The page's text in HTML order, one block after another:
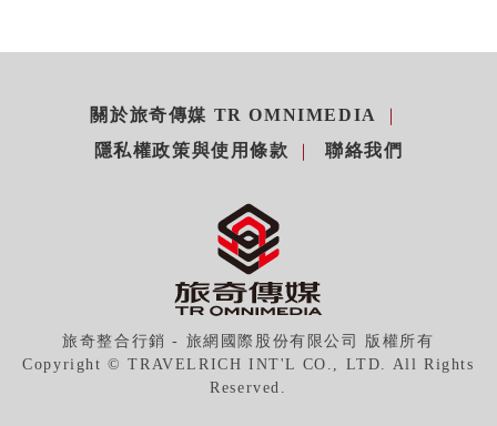
關於旅奇傳媒 TR OMNIMEDIA
隱私權政策與使用條款
聯絡我們
旅奇整合行銷 - 旅網國際股份有限公司 版權所有
Copyright © TRAVELRICH INT'L CO., LTD. All Rights
Reserved.